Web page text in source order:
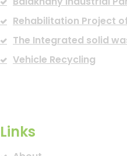
Rehabilitation Project
The Integrated solid
Vehicle Recycling
Links